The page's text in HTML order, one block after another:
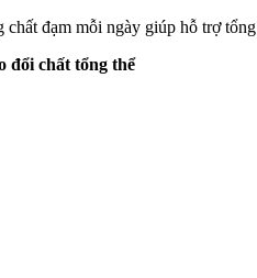
chất đạm mỗi ngày giúp hỗ trợ
đổi chất tổng thể